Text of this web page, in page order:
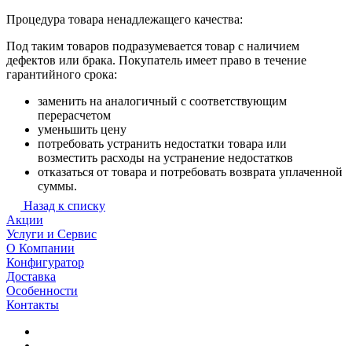
Процедура товара ненадлежащего качества:
Под таким товаров подразумевается товар с наличием
дефектов или брака. Покупатель имеет право в течение
гарантийного срока:
заменить на аналогичный с соответствующим
перерасчетом
уменьшить цену
потребовать устранить недостатки товара или
возместить расходы на устранение недостатков
отказаться от товара и потребовать возврата уплаченной
суммы.
Назад к списку
Акции
Услуги и Сервис
О Компании
Конфигуратор
Доставка
Особенности
Контакты